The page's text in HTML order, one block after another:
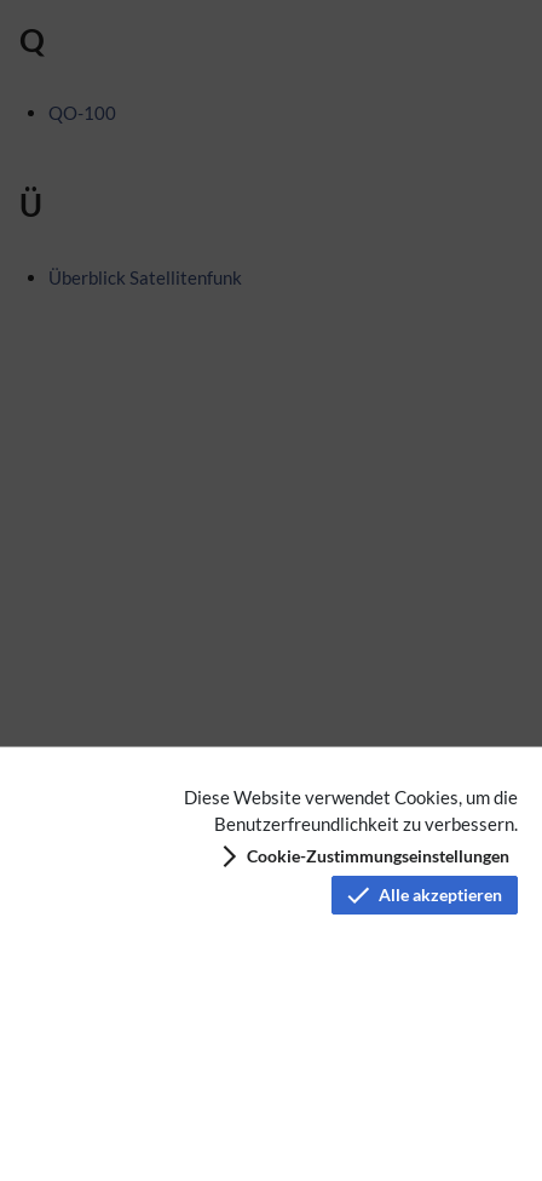
Diese Website verwendet Cookies, um die
Benutzerfreundlichkeit zu verbessern.
Cookie-Zustimmungseinstellungen
Alle akzeptieren
Q
QO-100
Ü
Überblick Satellitenfunk